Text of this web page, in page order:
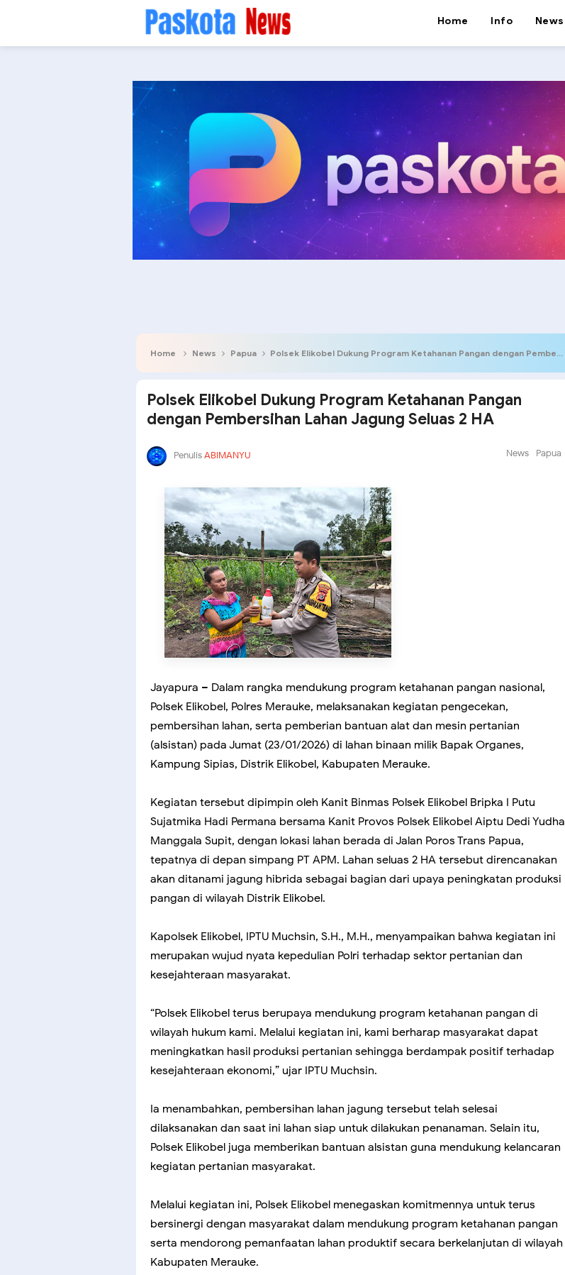
Home Info News
Home News Papua Polsek Elikobel Dukung Program Ketahanan Pangan dengan Pembersihan Lahan Jagung Seluas 2 HA
Polsek Elikobel Dukung Program Ketahanan Pangan
dengan Pembersihan Lahan Jagung Seluas 2 HA
PenulisABIMANYU News Papua
Jayapura – Dalam rangka mendukung program ketahanan pangan nasional,
Polsek Elikobel, Polres Merauke, melaksanakan kegiatan pengecekan,
pembersihan lahan, serta pemberian bantuan alat dan mesin pertanian
(alsistan) pada Jumat (23/01/2026) di lahan binaan milik Bapak Organes,
Kampung Sipias, Distrik Elikobel, Kabupaten Merauke.
Kegiatan tersebut dipimpin oleh Kanit Binmas Polsek Elikobel Bripka I Putu
Sujatmika Hadi Permana bersama Kanit Provos Polsek Elikobel Aiptu Dedi Yudha
Manggala Supit, dengan lokasi lahan berada di Jalan Poros Trans Papua,
tepatnya di depan simpang PT APM. Lahan seluas 2 HA tersebut direncanakan
akan ditanami jagung hibrida sebagai bagian dari upaya peningkatan produksi
pangan di wilayah Distrik Elikobel.
Kapolsek Elikobel, IPTU Muchsin, S.H., M.H., menyampaikan bahwa kegiatan ini
merupakan wujud nyata kepedulian Polri terhadap sektor pertanian dan
kesejahteraan masyarakat.
“Polsek Elikobel terus berupaya mendukung program ketahanan pangan di
wilayah hukum kami. Melalui kegiatan ini, kami berharap masyarakat dapat
meningkatkan hasil produksi pertanian sehingga berdampak positif terhadap
kesejahteraan ekonomi,” ujar IPTU Muchsin.
Ia menambahkan, pembersihan lahan jagung tersebut telah selesai
dilaksanakan dan saat ini lahan siap untuk dilakukan penanaman. Selain itu,
Polsek Elikobel juga memberikan bantuan alsistan guna mendukung kelancaran
kegiatan pertanian masyarakat.
Melalui kegiatan ini, Polsek Elikobel menegaskan komitmennya untuk terus
bersinergi dengan masyarakat dalam mendukung program ketahanan pangan
serta mendorong pemanfaatan lahan produktif secara berkelanjutan di wilayah
Kabupaten Merauke.